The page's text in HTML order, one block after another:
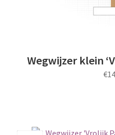
Wegwijzer klein
€